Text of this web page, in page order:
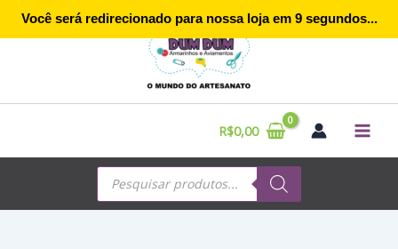
R$0,00
Pesquisar
produtos
Você será redirecionado para nossa loja em 9segundos...